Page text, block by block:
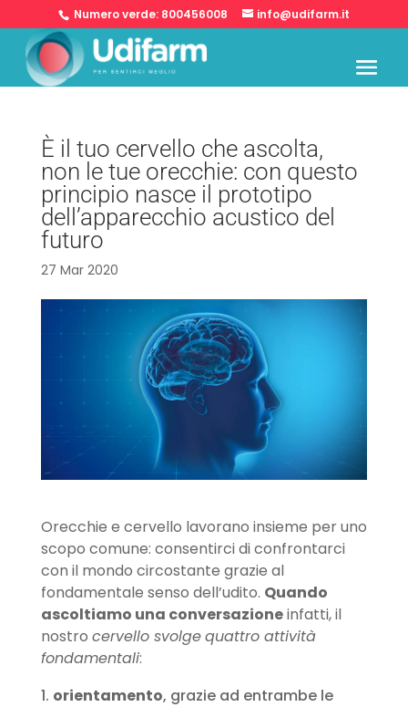
Numero verde: 800456008 info@udifarm.it
È il tuo cervello che ascolta,
non le tue orecchie: con questo
principio nasce il prototipo
dell’apparecchio acustico del
futuro
27 Mar 2020
Orecchie e cervello lavorano insieme per uno
scopo comune: consentirci di confrontarci
con il mondo circostante grazie al
fondamentale senso dell’udito. Quando
ascoltiamo una conversazioneinfatti, il
nostro cervello svolgequattro attività
fondamentali:
orientamento, grazie ad entrambe le